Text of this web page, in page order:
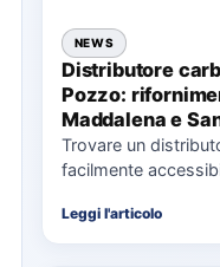
NEWS
Distributore
Pozzo:
Maddalena e
Trovare un
facilmente
soprattutto…
Leggi l'articolo